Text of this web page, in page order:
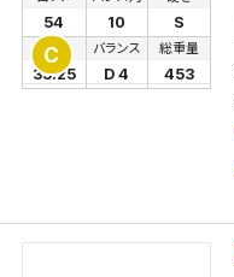
C
54 10 S
長さ
35.25
バランス
D 4
総重量
453